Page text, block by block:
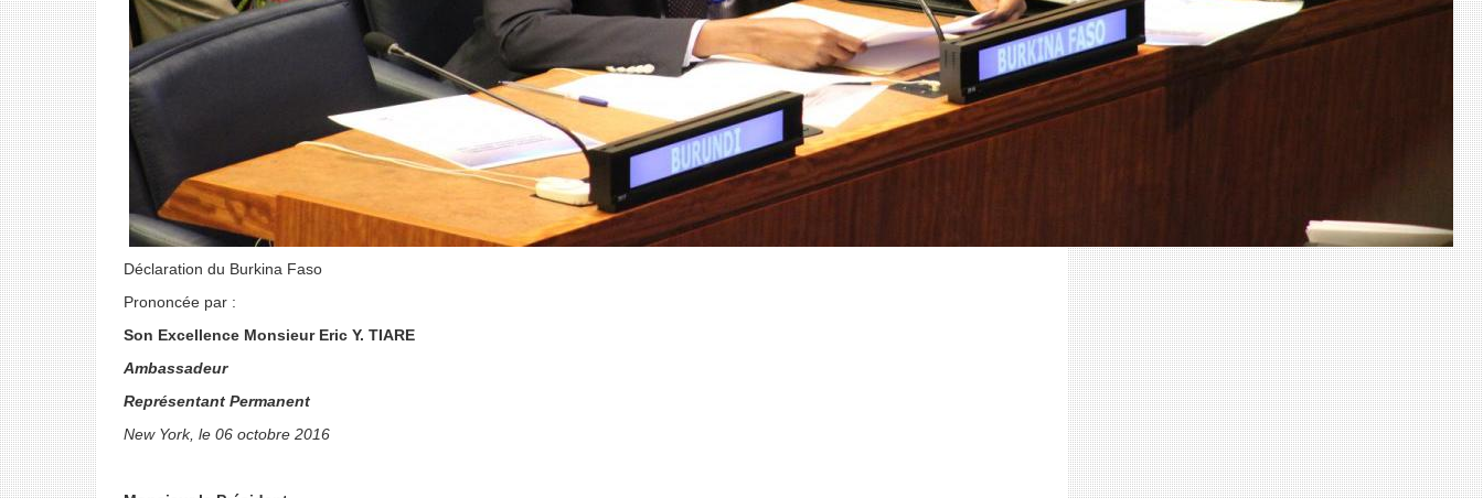
Déclaration du Burkina Faso
Prononcée par :
Son Excellence Monsieur Eric Y. TIARE
Ambassadeur
Représentant Permanent
New York, le 06 octobre 2016